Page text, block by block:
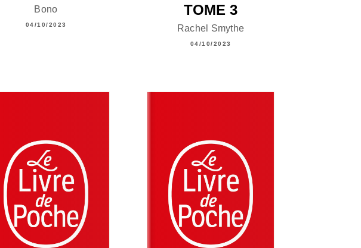
Bono
04/10/2023
TOME 3
Rachel Smythe
04/10/2023